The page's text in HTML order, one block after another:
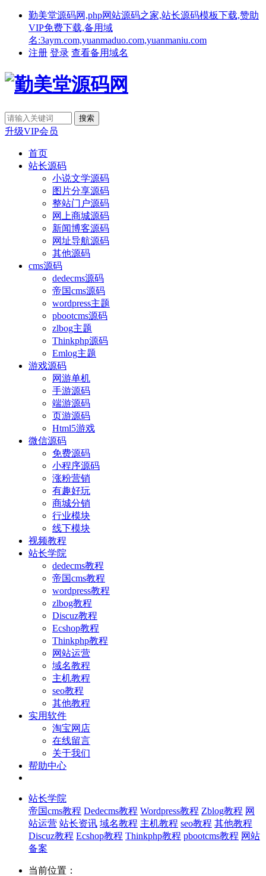
勤美堂源码网,php网站源码之家,站长源码模板下载,赞助
VIP免费下载,备用域
名:3aym.com,yuanmaduo.com,yuanmaniu.com
注册 登录 查看备用域名
升级VIP会员
首页
站长源码
小说文学源码
图片分享源码
整站门户源码
网上商城源码
新闻博客源码
网址导航源码
其他源码
cms源码
dedecms源码
帝国cms源码
wordpress主题
pbootcms源码
zlbog主题
Thinkphp源码
Emlog主题
游戏源码
网游单机
手游源码
端游源码
页游源码
Html5游戏
微信源码
免费源码
小程序源码
涨粉营销
有趣好玩
商城分销
行业模块
线下模块
视频教程
站长学院
dedecms教程
帝国cms教程
wordpress教程
zlbog教程
Discuz教程
Ecshop教程
Thinkphp教程
网站运营
域名教程
主机教程
seo教程
其他教程
实用软件
淘宝网店
在线留言
关于我们
帮助中心
站长学院
帝国cms教程 Dedecms教程 Wordpress教程 Zblog教程 网
站运营 站长资讯 域名教程 主机教程 seo教程 其他教程
Discuz教程 Ecshop教程 Thinkphp教程 pbootcms教程 网站
备案
当前位置：